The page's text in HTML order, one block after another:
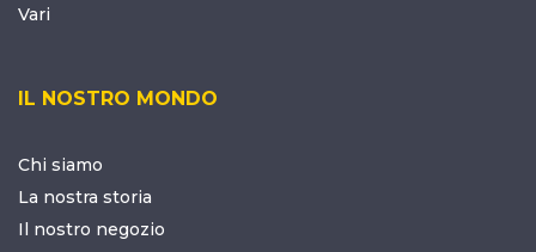
Vari
IL NOSTRO MONDO
Chi siamo
La nostra storia
Il nostro negozio